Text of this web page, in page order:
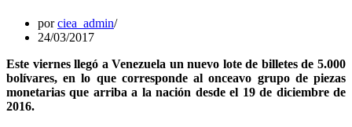
porciea_admin
24/03/2017
Este viernes llegó a Venezuela un nuevo lote de billetes de 5.000
bolívares, en lo que corresponde al onceavo grupo de piezas
monetarias que arriba a la nación desde el 19 de diciembre de
2016.